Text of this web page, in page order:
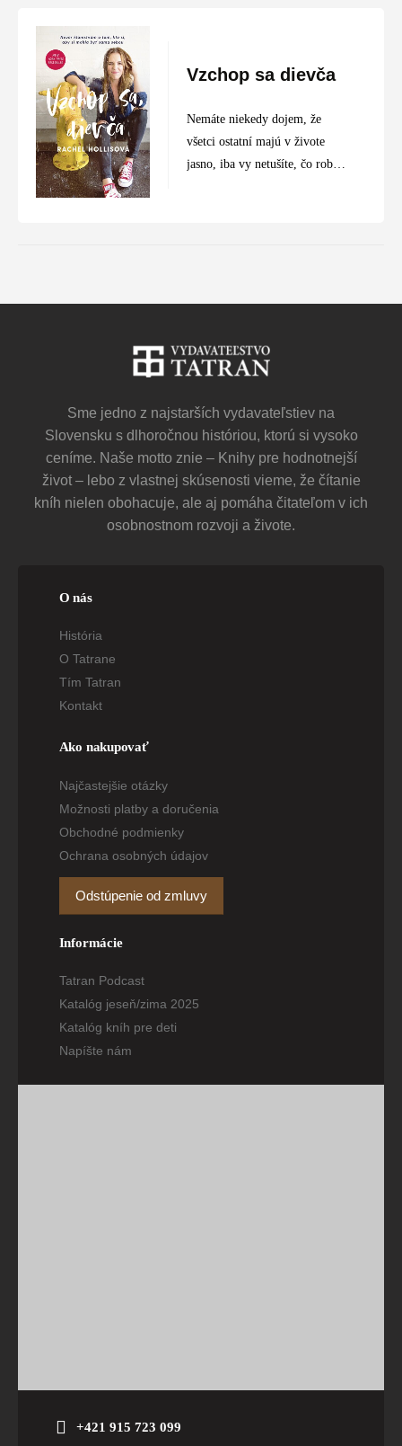
Vzchop sa dievča
Nemáte niekedy dojem, že
všetci ostatní majú v živote
jasno, iba vy netušíte, čo robiť?
Sme jedno z najstarších vydavateľstiev na
Slovensku s dlhoročnou históriou, ktorú si vysoko
ceníme. Naše motto znie – Knihy pre hodnotnejší
život – lebo z vlastnej skúsenosti vieme, že čítanie
kníh nielen obohacuje, ale aj pomáha čitateľom v ich
osobnostnom rozvoji a živote.
O nás
História
O Tatrane
Tím Tatran
Kontakt
Ako nakupovať
Najčastejšie otázky
Možnosti platby a doručenia
Obchodné podmienky
Ochrana osobných údajov
Odstúpenie od zmluvy
Informácie
Tatran Podcast
Katalóg jeseň/zima 2025
Katalóg kníh pre deti
Napíšte nám
+421 915 723 099